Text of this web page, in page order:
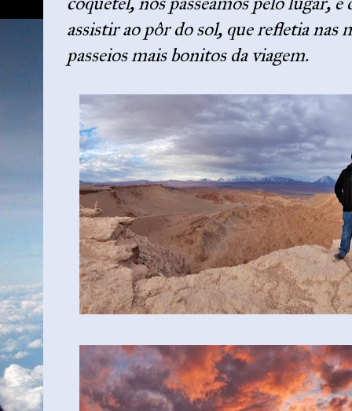
assistir ao pôr do sol, que refletia nas
passeios mais bonitos da viagem.